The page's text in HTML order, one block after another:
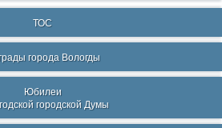
ТОС
города Вологды
Юбилеи
городской Думы